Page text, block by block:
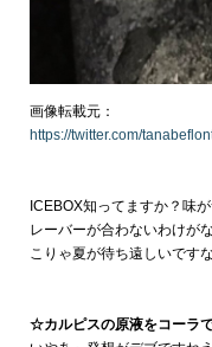
画像転載元：
https://twitter.com/
ICEBOX知ってますか？味
レーバーが合わないわけが
こりゃ夏が待ち遠しいです
☆カルピスの原液をコーラで